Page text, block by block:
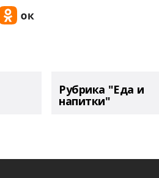
Рубрика "Еда и
напитки"